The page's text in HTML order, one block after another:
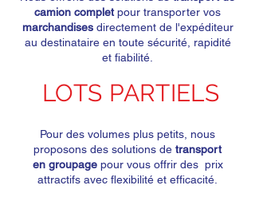
camion completpour transporter vos
marchandisesdirectement de l'expéditeur
au destinataire en toute sécurité, rapidité
et fiabilité.
LOTS PARTIELS
Pour des volumes plus petits, nous
proposons des solutions de transport
en groupagepour vous offrir des prix
attractifs avec flexibilité et efficacité.